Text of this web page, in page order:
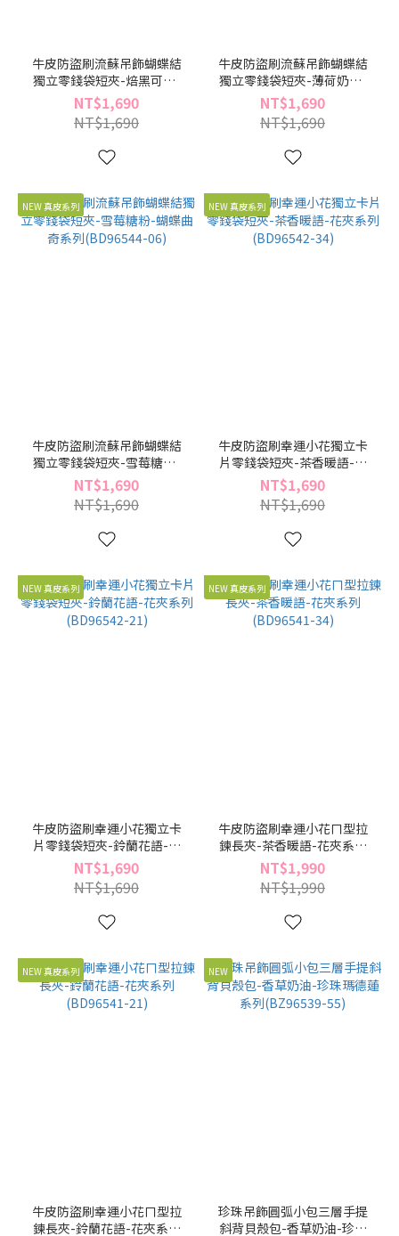
牛皮防盜刷流蘇吊飾蝴蝶結
獨立零錢袋短夾-焙黑可可-
蝴蝶曲奇系列(BD96544-46)
NT$1,690
NT$1,690
牛皮防盜刷流蘇吊飾蝴蝶結
獨立零錢袋短夾-薄荷奶霜-
蝴蝶曲奇系列(BD96544-26)
NT$1,690
NT$1,690
NEW 真皮系列
牛皮防盜刷流蘇吊飾蝴蝶結
獨立零錢袋短夾-雪莓糖粉-
蝴蝶曲奇系列(BD96544-06)
NT$1,690
NT$1,690
NEW 真皮系列
牛皮防盜刷幸運小花獨立卡
片零錢袋短夾-茶香暖語-花
夾系列(BD96542-34)
NT$1,690
NT$1,690
NEW 真皮系列
牛皮防盜刷幸運小花獨立卡
片零錢袋短夾-鈴蘭花語-花
夾系列(BD96542-21)
NT$1,690
NT$1,690
NEW 真皮系列
牛皮防盜刷幸運小花ㄇ型拉
鍊長夾-茶香暖語-花夾系列
(BD96541-34)
NT$1,990
NT$1,990
NEW 真皮系列
牛皮防盜刷幸運小花ㄇ型拉
鍊長夾-鈴蘭花語-花夾系列
NEW
珍珠吊飾圓弧小包三層手提
斜背貝殼包-香草奶油-珍珠